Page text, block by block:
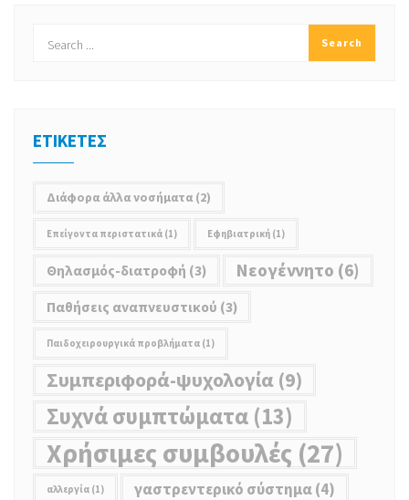
ΕΤΙΚΕΤΕΣ
Διάφορα άλλα νοσήματα (2)
Επείγοντα περιστατικά (1) Εφηβιατρική (1)
Θηλασμός-διατροφή (3) Νεoγέννητο (6)
Παθήσεις αναπνευστικού (3)
Παιδοχειρουργικά προβλήματα (1)
Συμπεριφορά-ψυχολογία (9)
Συχνά συμπτώματα (13)
Χρήσιμες συμβουλές (27)
αλλεργία (1) γαστρεντερικό σύστημα(4)